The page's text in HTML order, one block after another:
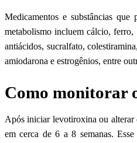
Medicamentos e substâncias
metabolismo incluem cálcio,
antiácidos, sucralfato,
amiodarona e estrogênios, entre
Como monitorar
Após iniciar levotiroxina ou alterar
em cerca de 6 a 8 semanas.